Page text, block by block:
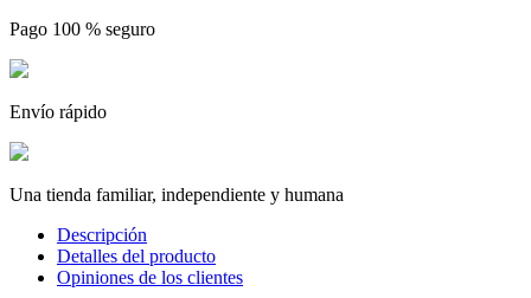
Pago 100 % seguro
Envío rápido
Una tienda familiar, independiente y humana
Descripción
Detalles del producto
Opiniones de los clientes